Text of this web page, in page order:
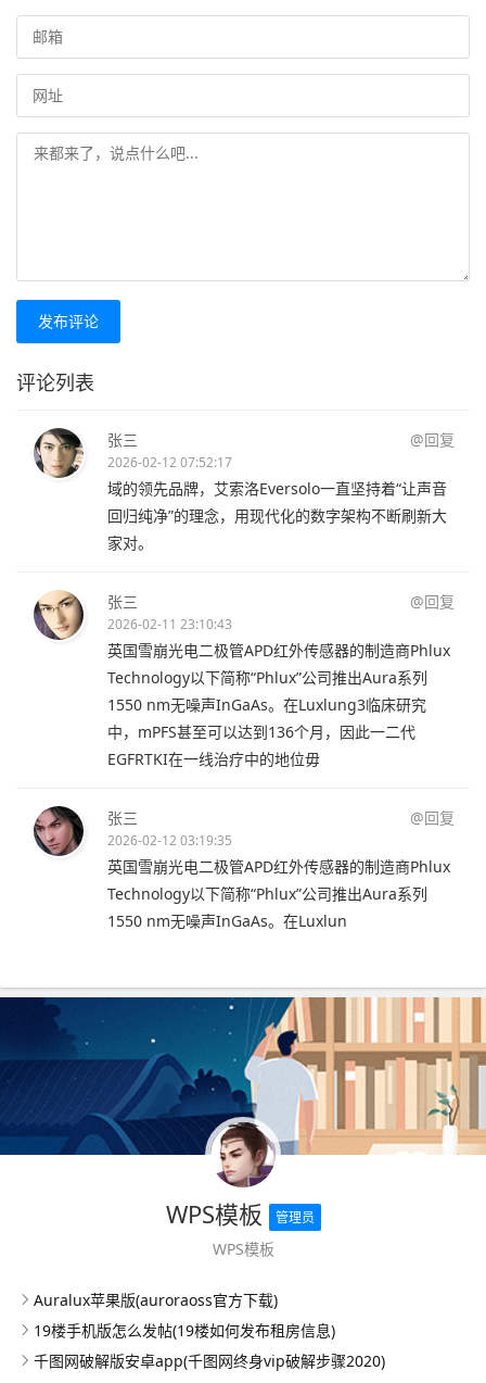
发布评论
评论列表
张三 @回复
2026-02-12 07:52:17
域的领先品牌，艾索洛Eversolo一直坚持着“让声音
回归纯净”的理念，用现代化的数字架构不断刷新大
家对。
张三 @回复
2026-02-11 23:10:43
英国雪崩光电二极管APD红外传感器的制造商Phlux
Technology以下简称“Phlux”公司推出Aura系列
1550 nm无噪声InGaAs。在Luxlung3临床研究
中，mPFS甚至可以达到136个月，因此一二代
EGFRTKI在一线治疗中的地位毋
张三 @回复
2026-02-12 03:19:35
英国雪崩光电二极管APD红外传感器的制造商Phlux
Technology以下简称“Phlux”公司推出Aura系列
1550 nm无噪声InGaAs。在Luxlun
WPS模板 管理员
WPS模板
Auralux苹果版(auroraoss官方下载)
19楼手机版怎么发帖(19楼如何发布租房信息)
千图网破解版安卓app(千图网终身vip破解步骤2020)